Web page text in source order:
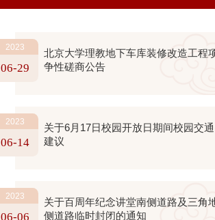
2023
06-29
北京大学理教地下车库装修改造工程
争性磋商公告
2023
06-14
关于6月17日校园开放日期间校园交
建议
2023
06-06
关于百周年纪念讲堂南侧道路及三角
侧道路临时封闭的通知